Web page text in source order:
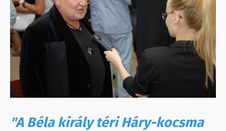
"A Béla király téri Háry-kocsma